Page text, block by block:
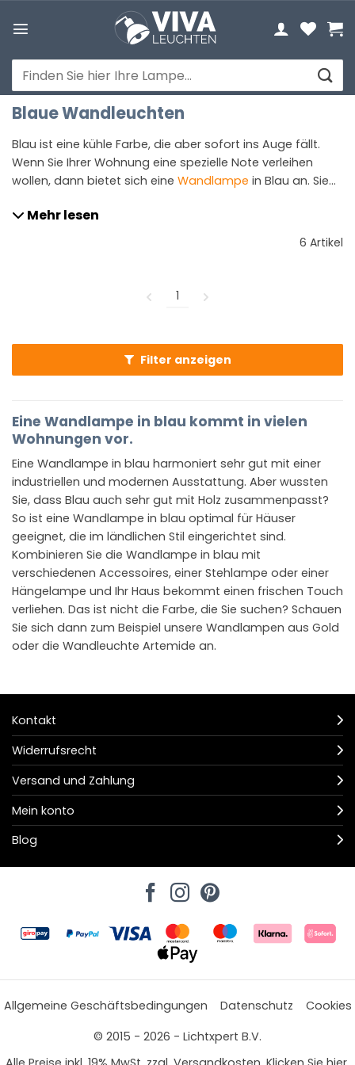
Inhalt
Suchen
nach:
Blaue Wandleuchten
Blau ist eine kühle Farbe, die aber sofort ins Auge fällt.
Wenn Sie Ihrer Wohnung eine spezielle Note verleihen
wollen, dann bietet sich eine Wandlampe in Blau an. Sie
wählen. Sollten Sie es lieber etwas verspielt mögen, wie
wäre es zum Beispiel mit einem blauen Pfeil? Diese
Mehr lesen
6 Artikel
1
Filter anzeigen
Eine Wandlampe in blau kommt in vielen
Wohnungen vor.
Eine Wandlampe in blau harmoniert sehr gut mit einer
industriellen und modernen Ausstattung. Aber wussten
Sie, dass Blau auch sehr gut mit Holz zusammenpasst?
So ist eine Wandlampe in blau optimal für Häuser
geeignet, die im ländlichen Stil eingerichtet sind.
Kombinieren Sie die Wandlampe in blau mit
verschiedenen Accessoires, einer Stehlampe oder einer
Hängelampe und Ihr Haus bekommt einen frischen Touch
verliehen. Das ist nicht die Farbe, die Sie suchen? Schauen
Sie sich dann zum Beispiel unsere Wandlampen aus Gold
oder die Wandleuchte Artemide an.
Kontakt
Widerrufsrecht
Versand und Zahlung
Mein konto
Blog
Allgemeine Geschäftsbedingungen Datenschutz
Cookies
© 2015 - 2026 - Lichtxpert B.V.